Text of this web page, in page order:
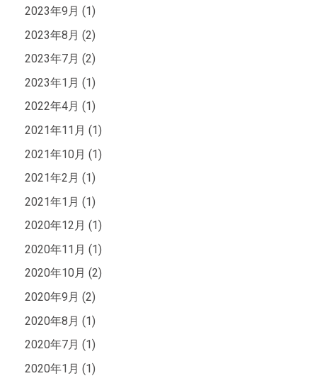
2023年9月 (1)
2023年8月 (2)
2023年7月 (2)
2023年1月 (1)
2022年4月 (1)
2021年11月 (1)
2021年10月 (1)
2021年2月 (1)
2021年1月 (1)
2020年12月 (1)
2020年11月 (1)
2020年10月 (2)
2020年9月 (2)
2020年8月 (1)
2020年7月 (1)
2020年1月 (1)